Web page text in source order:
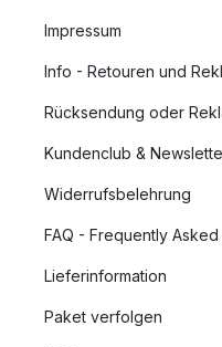
Impressum
Info - Retouren und
Rücksendung oder
Kundenclub &
Widerrufsbelehrung
FAQ - Frequently
Lieferinformation
Paket verfolgen